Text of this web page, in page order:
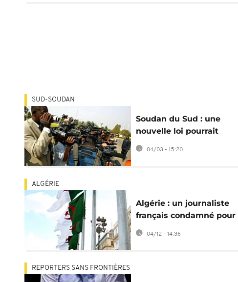
SUD-SOUDAN
Soudan du Sud : une
nouvelle loi pourrait
restreindre la liberté de
presse
04/03 - 15:20
ALGÉRIE
Algérie : un journaliste
français condamné pour
"apologie du
terrorisme"
04/12 - 14:36
REPORTERS SANS FRONTIÈRES